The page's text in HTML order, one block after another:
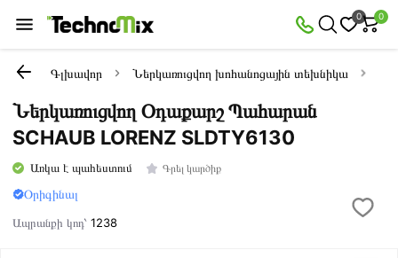
0 0
Գլխավոր Ներկառուցվող խոհանոցային տեխնիկա
Ներկառուցվող Օդաքարշ Պահարան
SCHAUB LORENZ SLDTY6130
Առկա է պահեստում Գրել կարծիք
Օրիգինալ
Ապրանքի կոդ՝1238